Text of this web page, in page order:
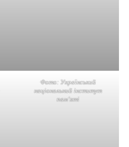
Фото: Український
національний інститут
пам’яті